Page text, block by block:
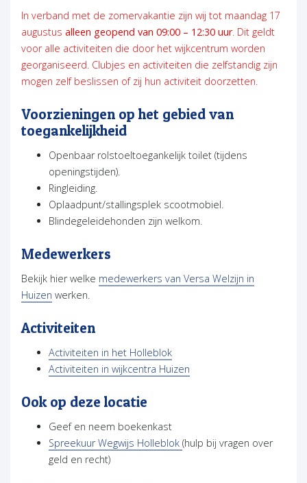
In verband met de zomervakantie zijn wij tot maandag 17
augustus alleen geopend van 09:00 – 12:30 uur. Dit geldt
voor alle activiteiten die door het wijkcentrum worden
georganiseerd. Clubjes en activiteiten die zelfstandig zijn
mogen zelf beslissen of zij hun activiteit doorzetten.
Voorzieningen op het gebied van
toegankelijkheid
Openbaar rolstoeltoegankelijk toilet (tijdens
openingstijden).
Ringleiding.
Oplaadpunt/stallingsplek scootmobiel.
Blindegeleidehonden zijn welkom.
Medewerkers
Bekijk hier welke medewerkers van Versa Welzijn in
Huizen werken.
Activiteiten
Activiteiten in het Holleblok
Activiteiten in wijkcentra Huizen
Ook op deze locatie
Geef en neem boekenkast
Spreekuur Wegwijs Holleblok (hulp bij vragen over
geld en recht)